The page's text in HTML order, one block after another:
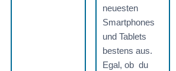
neuesten
Smartphones
und Tablets
bestens aus.
Egal, ob du